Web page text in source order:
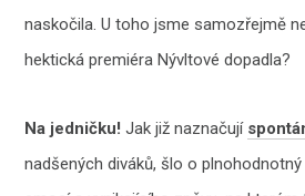
naskočila. U toho jsme samozřejmě
hektická premiéra Nývltové dopadla?
Na jedničku!Jak již naznačují
nadšených diváků, šlo o